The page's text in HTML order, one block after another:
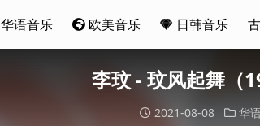
华语音乐 欧美音乐 日韩音乐
李玟 - 玟风起舞（
2021-08-08 华